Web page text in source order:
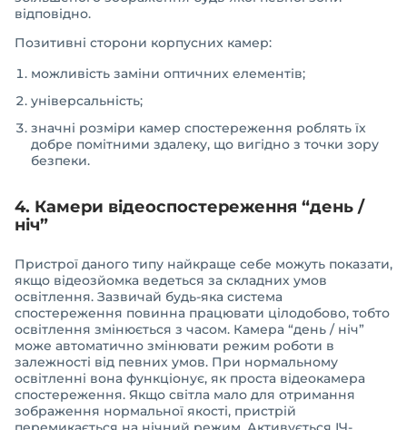
відповідно.
Позитивні сторони корпусних камер:
можливість заміни оптичних елементів;
універсальність;
значні розміри камер спостереження роблять їх
добре помітними здалеку, що вигідно з точки зору
безпеки.
4. Камери відеоспостереження “день /
ніч”
Пристрої даного типу найкраще себе можуть показати,
якщо відеозйомка ведеться за складних умов
освітлення. Зазвичай будь-яка система
спостереження повинна працювати цілодобово, тобто
освітлення змінюється з часом. Камера “день / ніч”
може автоматично змінювати режим роботи в
залежності від певних умов. При нормальному
освітленні вона функціонує, як проста відеокамера
спостереження. Якщо світла мало для отримання
зображення нормальної якості, пристрій